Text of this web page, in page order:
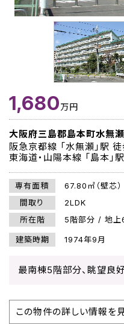
1,680万円
大阪府三島郡島本町水無瀬
阪急京都線 「水無瀬」駅
東海道・山陽本線 「島本」
専有面積
67.80㎡（壁芯）
間取り
2LDK
所在階
5階部分 / 地上6
建築時期 1974年9月
最南棟5階部分、眺望良
この物件の詳しい情報を